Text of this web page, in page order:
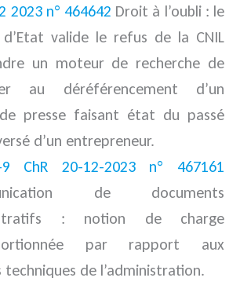
2023 n° 464642 Droit à l’oubli : le
d’Etat valide le refus de la CNIL
un moteur de recherche de
au déréférencement d’un
presse faisant état du passé
d’un entrepreneur.
ChR 20-12-2023 n° 467161
de documents
: notion de charge
par rapport aux
techniques de l’administration.